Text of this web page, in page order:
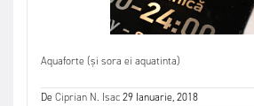
Aquaforte (și sora ei aquatinta)
DeCiprian N. Isac29 Ianuarie, 2018